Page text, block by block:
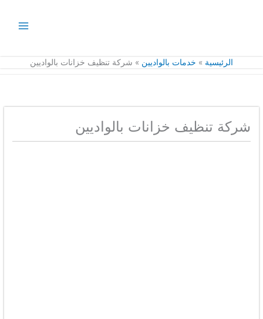
الرئيسية خدمات بالواديين شركة تنظيف خزانات بالواديين
شركة تنظيف خزانات بالواديين